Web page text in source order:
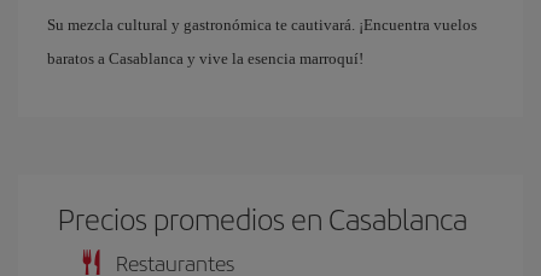
Su mezcla cultural y gastronómica te cautivará. ¡Encuentra vuelos
baratos a Casablanca y vive la esencia marroquí!
Precios promedios en Casablanca
Restaurantes